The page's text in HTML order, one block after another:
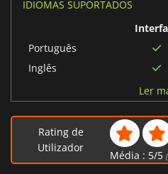
IDIOMAS SUPORTADOS
Português
Inglês
Coreano
Português brasileiro
Francês
Ler
Rating de
Utilizador
Média : 5/5 (